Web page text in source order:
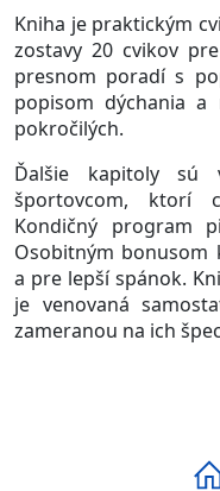
Kniha je praktickým
zostavy 20 cvikov
presnom poradí s
popisom dýchania a
pokročilých.
Ďalšie kapitoly sú
športovcom, ktorí
Kondičný program
Osobitným bonusom
a pre lepší spánok.
je venovaná
zameranou na ich